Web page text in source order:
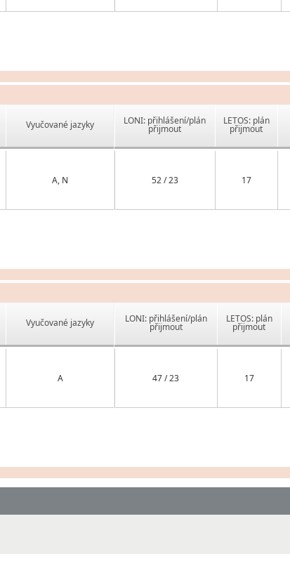
Vyučované jazyky
A, N
LONI: přihlášení/plán
přijmout
LETOS: plán
přijmout
52 / 23 17
Vyučované jazyky
A
LONI: přihlášení/plán
přijmout
LETOS: plán
přijmout
47 / 23 17